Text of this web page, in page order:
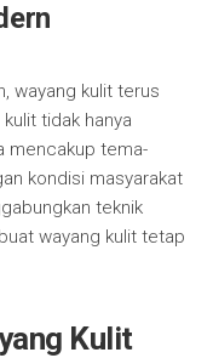
wayang kulit terus
tidak hanya
mencakup tema-
kondisi masyarakat
teknik
wayang kulit tetap
Kulit